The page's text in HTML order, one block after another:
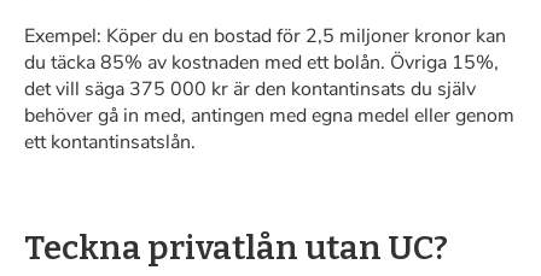
Exempel: Köper du en bostad för 2,5 miljoner kronor kan
du täcka 85% av kostnaden med ett bolån. Övriga 15%,
det vill säga 375 000 kr är den kontantinsats du själv
behöver gå in med, antingen med egna medel eller genom
ett kontantinsatslån.
Teckna privatlån utan UC?